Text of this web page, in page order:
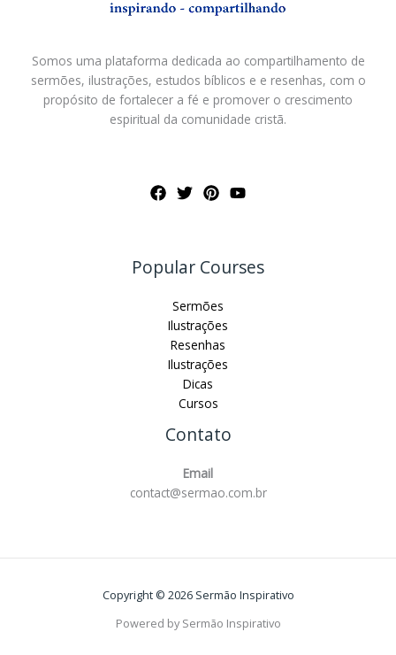
Somos uma plataforma dedicada ao compartilhamento de
sermões, ilustrações, estudos bíblicos e e resenhas, com o
propósito de fortalecer a fé e promover o crescimento
espiritual da comunidade cristã.
Popular Courses
Sermões
Ilustrações
Resenhas
Ilustrações
Dicas
Cursos
Contato
Email
contact@sermao.com.br
Copyright © 2026 Sermão Inspirativo
Powered by Sermão Inspirativo